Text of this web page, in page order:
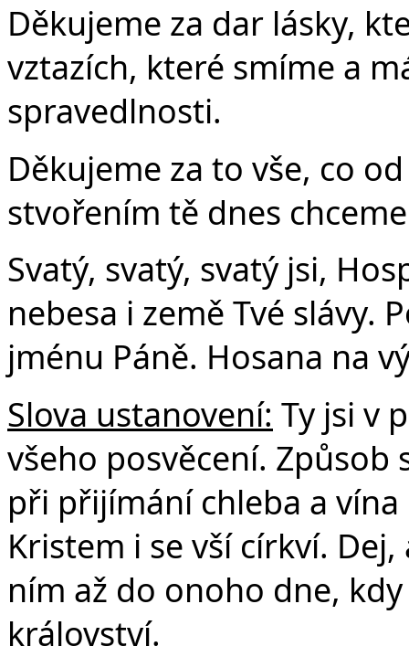
Děkujeme za dar lásky,
vztazích, které smíme a
spravedlnosti.
Děkujeme za to vše, co
stvořením tě dnes
Svatý, svatý, svatý jsi,
nebesa i země Tvé slávy.
jménu Páně. Hosana na
Slova ustanovení: Ty jsi v
všeho posvěcení. Způsob
při přijímání chleba a
Kristem i se vší církví.
ním až do onoho dne,
království.